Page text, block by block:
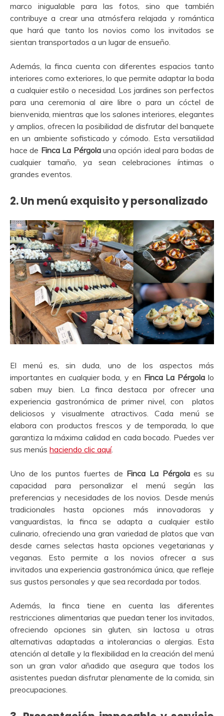
marco inigualable para las fotos, sino que también
contribuye a crear una atmósfera relajada y romántica
que hará que tanto los novios como los invitados se
sientan transportados a un lugar de ensueño.
Además, la finca cuenta con diferentes espacios tanto
interiores como exteriores, lo que permite adaptar la boda
a cualquier estilo o necesidad. Los jardines son perfectos
para una ceremonia al aire libre o para un cóctel de
bienvenida, mientras que los salones interiores, elegantes
y amplios, ofrecen la posibilidad de disfrutar del banquete
en un ambiente sofisticado y cómodo. Esta versatilidad
hace de Finca La Pérgolauna opción ideal para bodas de
cualquier tamaño, ya sean celebraciones íntimas o
grandes eventos.
2.Un menú exquisito y personalizado
El menú es, sin duda, uno de los aspectos más
importantes en cualquier boda, y en Finca La Pérgola lo
saben muy bien. La finca destaca por ofrecer una
experiencia gastronómica de primer nivel, con platos
deliciosos y visualmente atractivos. Cada menú se
elabora con productos frescos y de temporada, lo que
garantiza la máxima calidad en cada bocado. Puedes ver
sus menús haciendo clic aquí.
Uno de los puntos fuertes de Finca La Pérgolaes su
capacidad para personalizar el menú según las
preferencias y necesidades de los novios. Desde menús
tradicionales hasta opciones más innovadoras y
vanguardistas, la finca se adapta a cualquier estilo
culinario, ofreciendo una gran variedad de platos que van
desde carnes selectas hasta opciones vegetarianas y
veganas. Esto permite a los novios ofrecer a sus
invitados una experiencia gastronómica única, que refleje
sus gustos personales y que sea recordada por todos.
Además, la finca tiene en cuenta las diferentes
restricciones alimentarias que puedan tener los invitados,
ofreciendo opciones sin gluten, sin lactosa u otras
alternativas adaptadas a intolerancias o alergias. Esta
atención al detalle y la flexibilidad en la creación del menú
son un gran valor añadido que asegura que todos los
asistentes puedan disfrutar plenamente de la comida, sin
preocupaciones.